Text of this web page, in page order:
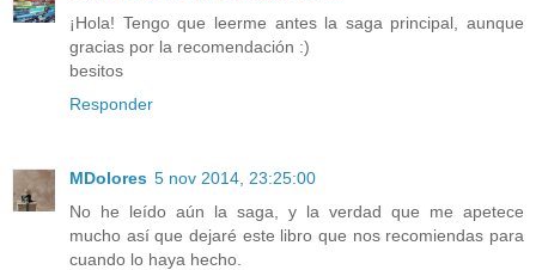
¡Hola! Tengo que leerme antes la saga principal, aunque
gracias por la recomendación :)
besitos
Responder
MDolores 5 nov 2014, 23:25:00
No he leído aún la saga, y la verdad que me apetece
mucho así que dejaré este libro que nos recomiendas para
cuando lo haya hecho.